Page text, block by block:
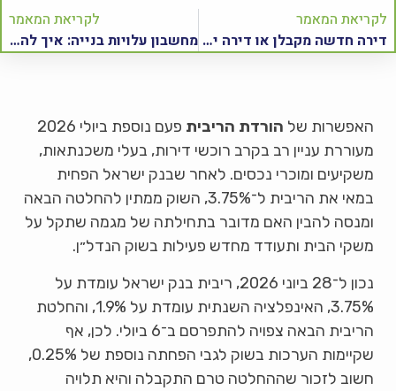
לקריאת המאמר
דירה חדשה מקבלן או דירה יד שנייה – מה עדיף?
לקריאת המאמר
מחשבון עלויות בנייה: איך להעריך את תקציב הבנייה לפני שרוכשים שטח?
האפשרות של הורדת הריבית
פעם נוספת ביולי 2026
מעוררת עניין רב בקרב רוכשי דירות, בעלי משכנתאות,
משקיעים ומוכרי נכסים. לאחר שבנק ישראל הפחית
במאי את הריבית ל־3.75%, השוק ממתין להחלטה הבאה
ומנסה להבין האם מדובר בתחילתה של מגמה שתקל על
משקי הבית ותעודד מחדש פעילות בשוק הנדל״ן.
נכון ל־28 ביוני 2026, ריבית בנק ישראל עומדת על
3.75%, האינפלציה השנתית עומדת על 1.9%, והחלטת
הריבית הבאה צפויה להתפרסם ב־6 ביולי. לכן, אף
שקיימות הערכות בשוק לגבי הפחתה נוספת של 0.25%,
חשוב לזכור שההחלטה טרם התקבלה והיא תלויה